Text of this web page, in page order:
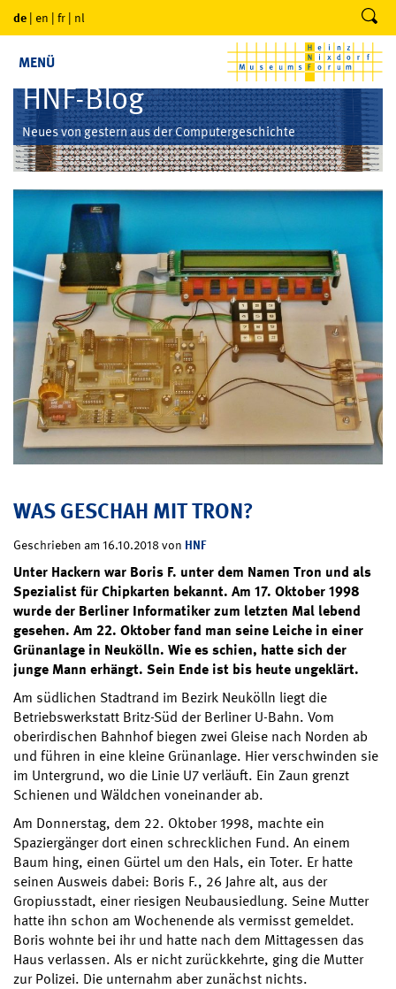
de | en | fr | nl
MENÜ
HNF-Blog
Neues von gestern aus der Computergeschichte
WAS GESCHAH MIT TRON?
Geschrieben am 16.10.2018 von HNF
Unter Hackern war Boris F. unter dem Namen Tron und als
Spezialist für Chipkarten bekannt. Am 17. Oktober 1998
wurde der Berliner Informatiker zum letzten Mal lebend
gesehen. Am 22. Oktober fand man seine Leiche in einer
Grünanlage in Neukölln. Wie es schien, hatte sich der
junge Mann erhängt. Sein Ende ist bis heute ungeklärt.
Am südlichen Stadtrand im Bezirk Neukölln liegt die
Betriebswerkstatt Britz-Süd der Berliner U-Bahn. Vom
oberirdischen Bahnhof biegen zwei Gleise nach Norden ab
und führen in eine kleine Grünanlage. Hier verschwinden sie
im Untergrund, wo die Linie U7 verläuft. Ein Zaun grenzt
Schienen und Wäldchen voneinander ab.
Am Donnerstag, dem 22. Oktober 1998, machte ein
Spaziergänger dort einen schrecklichen Fund. An einem
Baum hing, einen Gürtel um den Hals, ein Toter. Er hatte
seinen Ausweis dabei: Boris F., 26 Jahre alt, aus der
Gropiusstadt, einer riesigen Neubausiedlung. Seine Mutter
hatte ihn schon am Wochenende als vermisst gemeldet.
Boris wohnte bei ihr und hatte nach dem Mittagessen das
Haus verlassen. Als er nicht zurückkehrte, ging die Mutter
zur Polizei. Die unternahm aber zunächst nichts.